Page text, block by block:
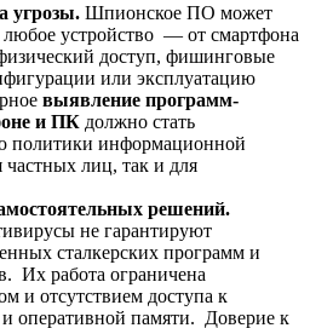
угрозы. Шпионское ПО может
любое устройство — от смартфона
доступ, фишинговые
или эксплуатацию
выявление программ-
и ПК должно стать
политики информационной
частных лиц, так и для
решений.
не гарантируют
сталкерских программ и
Их работа ограничена
и отсутствием доступа к
оперативной памяти. Доверие к